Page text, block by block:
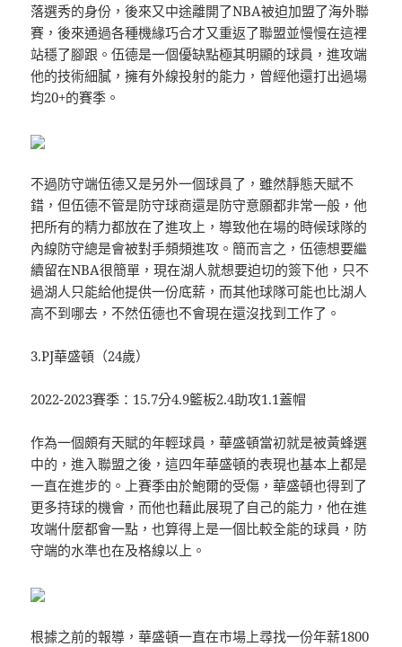
落選秀的身份，後來又中途離開了NBA被迫加盟了海外聯
賽，後來通過各種機緣巧合才又重返了聯盟並慢慢在這裡
站穩了腳跟。伍德是一個優缺點極其明顯的球員，進攻端
他的技術細膩，擁有外線投射的能力，曾經他還打出過場
均20+的賽季。
不過防守端伍德又是另外一個球員了，雖然靜態天賦不
錯，但伍德不管是防守球商還是防守意願都非常一般，他
把所有的精力都放在了進攻上，導致他在場的時候球隊的
內線防守總是會被對手頻頻進攻。簡而言之，伍德想要繼
續留在NBA很簡單，現在湖人就想要迫切的簽下他，只不
過湖人只能給他提供一份底薪，而其他球隊可能也比湖人
高不到哪去，不然伍德也不會現在還沒找到工作了。
3.PJ華盛頓（24歲）
2022-2023賽季：15.7分4.9籃板2.4助攻1.1蓋帽
作為一個頗有天賦的年輕球員，華盛頓當初就是被黃蜂選
中的，進入聯盟之後，這四年華盛頓的表現也基本上都是
一直在進步的。上賽季由於鮑爾的受傷，華盛頓也得到了
更多持球的機會，而他也藉此展現了自己的能力，他在進
攻端什麼都會一點，也算得上是一個比較全能的球員，防
守端的水準也在及格線以上。
根據之前的報導，華盛頓一直在市場上尋找一份年薪1800